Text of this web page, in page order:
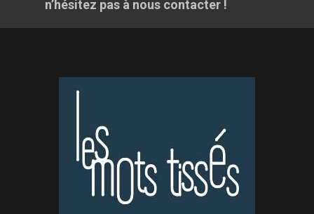
n’hésitez pas à nous contacter !